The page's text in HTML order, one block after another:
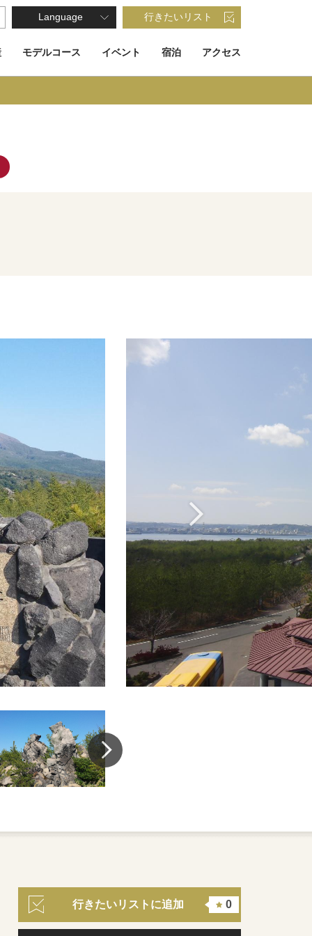
Language 行きたいリスト
モデルコース イベント 宿泊 アクセス
行きたいリストに追加 0